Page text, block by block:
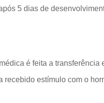
5 dias de
é feita a transferência
estímulo com o